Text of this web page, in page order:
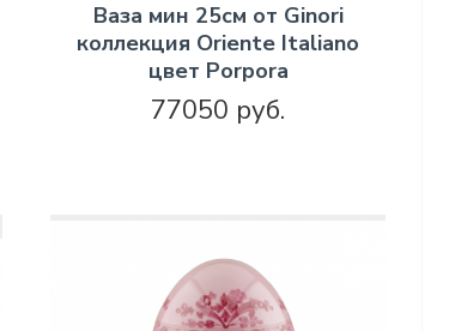
Ваза мин 25см от Ginori
коллекция Oriente Italiano
цвет Porpora
77050 руб.